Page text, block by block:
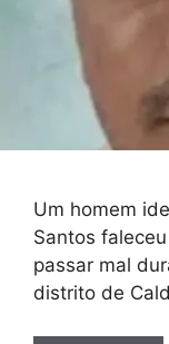
Um homem
Santos
passar mal
distrito de